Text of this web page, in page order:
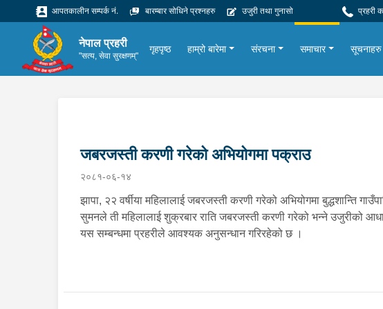
आपतकालीन सम्पर्क नं. बारम्बार सोधिने प्रश्नहरु उजुरी तथा गुनासो प्रहरी
नेपाल प्रहरी
"सत्य, सेवा सुरक्षणम्"
गृहपृष्ठ हाम्रो बारेमा संरचना समाचार सूचनाहरु
जबरजस्ती करणी गरेको अभियोगमा पक्राउ
२०८१-०६-१४
झापा, २२ वर्षीया महिलालाई जबरजस्ती करणी गरेको अभियोगमा बुद्धशान्ति
सुमनले ती महिलालाई शुक्रबार राति जबरजस्ती करणी गरेको भन्ने उजुरीको
यस सम्बन्धमा प्रहरीले आवश्यक अनुसन्धान गरिरहेको छ ।